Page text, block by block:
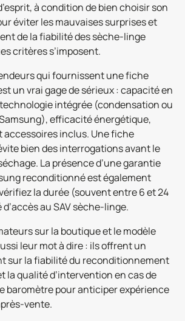
à condition de bien choisir son
éviter les mauvaises surprises et
de la fiabilité des sèche-linge
critères s’imposent.
qui fournissent une fiche
un vrai gage de sérieux : capacité en
technologie intégrée (condensation ou
efficacité énergétique,
inclus. Une fiche
bien des interrogations avant le
La présence d’une garantie
reconditionné est également
la durée (souvent entre 6 et 24
au SAV sèche-linge.
sur la boutique et le modèle
leur mot à dire : ils offrent un
sur la fiabilité du reconditionnement
la qualité d’intervention en cas de
baromètre pour anticiper expérience
vente.